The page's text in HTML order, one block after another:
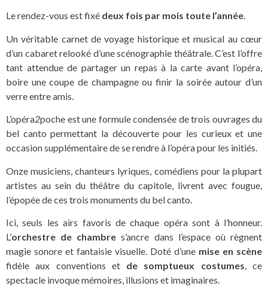
Le rendez-vous est fixé deux fois par mois toute l’année.
Un véritable carnet de voyage historique et musical au cœur
d’un cabaret relooké d’une scénographie théâtrale. C’est l’offre
tant attendue de partager un repas à la carte avant l’opéra,
boire une coupe de champagne ou finir la soirée autour d’un
verre entre amis.
L’opéra2poche est une formule condensée de trois ouvrages du
bel canto permettant la découverte pour les curieux et une
occasion supplémentaire de se rendre à l’opéra pour les initiés.
Onze musiciens, chanteurs lyriques, comédiens pour la plupart
artistes au sein du théâtre du capitole, livrent avec fougue,
l’épopée de ces trois monuments du bel canto.
Ici, seuls les airs favoris de chaque opéra sont à l’honneur.
L’orchestre de chambres’ancre dans l’espace où règnent
magie sonore et fantaisie visuelle. Doté d’une mise en scène
fidèle aux conventions et de somptueux costumes, ce
spectacle invoque mémoires, illusions et imaginaires.